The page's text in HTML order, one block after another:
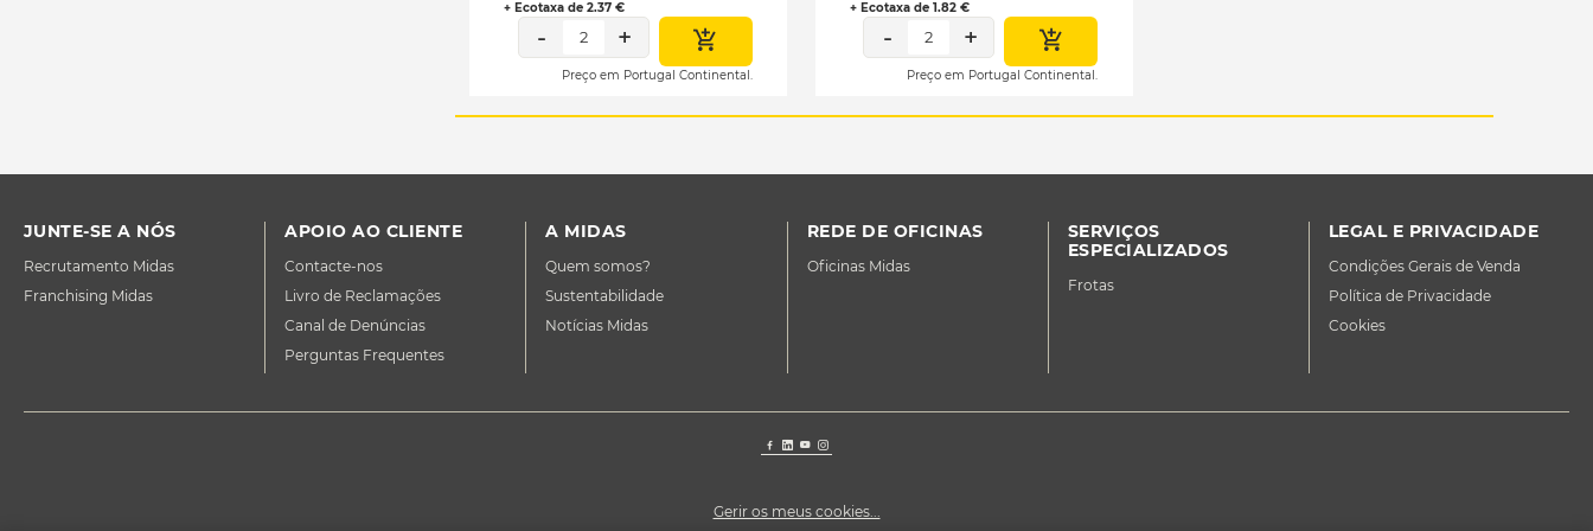
+ Ecotaxa de 2.37 €
- 2 +
Preço em Portugal Continental.
+ Ecotaxa de 1.82 €
- 2 +
Preço em Portugal Continental.
JUNTE-SE A NÓS
Recrutamento Midas
Franchising Midas
APOIO AO CLIENTE
Contacte-nos
Livro de Reclamações
Canal de Denúncias
Perguntas Frequentes
A MIDAS
Quem somos?
Sustentabilidade
Notícias Midas
REDE DE OFICINAS
Oficinas Midas
SERVIÇOS
ESPECIALIZADOS
Frotas
LEGAL E PRIVACIDADE
Condições Gerais de Venda
Política de Privacidade
Cookies
Gerir os meus cookies...